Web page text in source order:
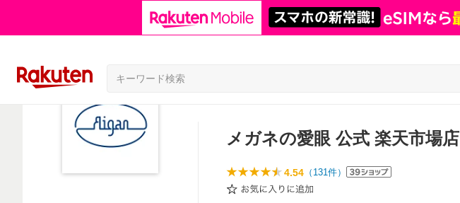
メガネの愛眼 公式 楽天市場店
4.54 （ 131件）